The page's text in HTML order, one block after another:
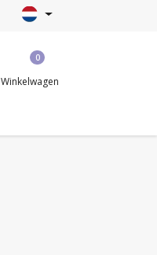
0
Winkelwagen